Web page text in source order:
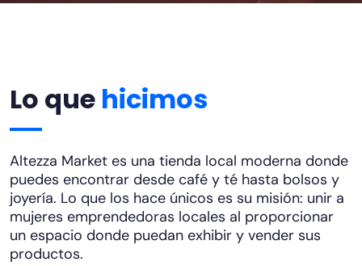
Lo que hicimos
Altezza Market es una tienda local moderna donde
puedes encontrar desde café y té hasta bolsos y
joyería. Lo que los hace únicos es su misión: unir a
mujeres emprendedoras locales al proporcionar
un espacio donde puedan exhibir y vender sus
productos.